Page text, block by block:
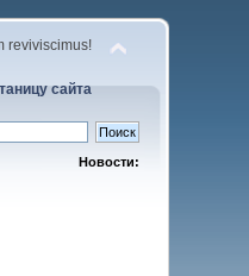
reviviscimus!
сайта
Новости: